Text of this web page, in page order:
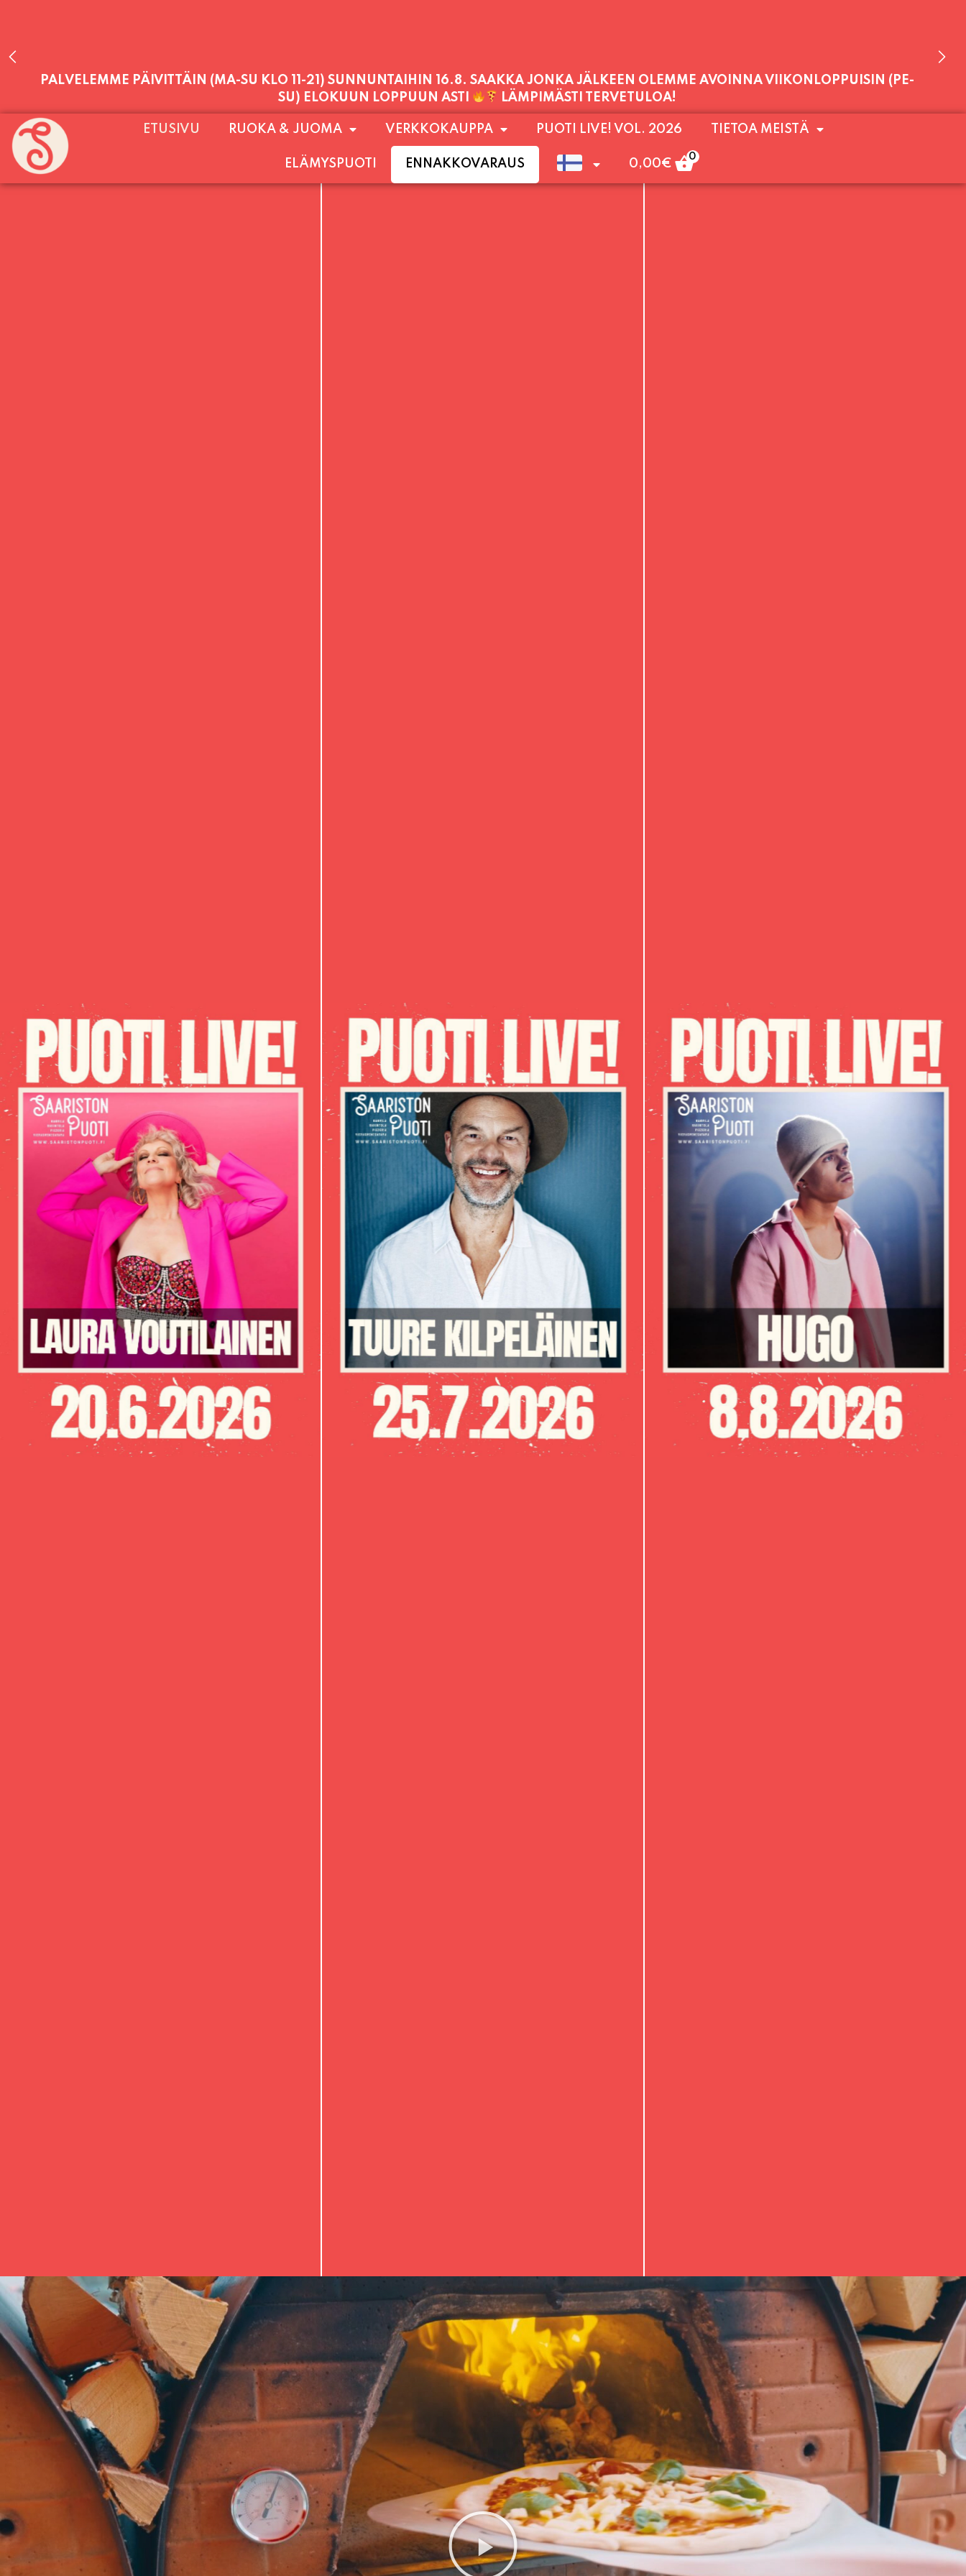
PALVELEMME PÄIVITTÄIN (MA-SU KLO 11-21) SUNNUNTAIHIN 16.8. SAAKKA JONKA JÄLKEEN OLEMME AVOINNA VIIKONLOPPUISIN (PE-
SU) ELOKUUN LOPPUUN ASTI
LÄMPIMÄSTI TERVETULOA!
PALVELEMME TÄNÄÄN:
PERJANTAI 11:00 - 21:00
ETUSIVU RUOKA & JUOMA VERKKOKAUPPA PUOTI LIVE! VOL. 2026 TIETOA MEISTÄ
ELÄMYSPUOTI ENNAKKOVARAUS 0,00€
0